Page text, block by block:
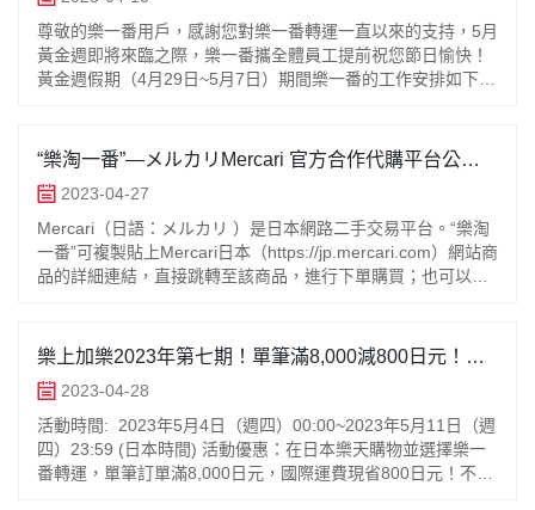
際支付金額和使用的積分（優惠券金額不予退還）。5、當一個
訂單中只有一個商品時，如果該商品被取消，將退還該商品實
際支付金額、使用的積分和使用的優惠券。6、優惠券僅在對應
物行爲不當，將不計入優惠券的發送和使用對象。9、平台保留
根據活動實際情況對活動規則進行變動的權利，任何變動將在
活動頁面公佈。10、活動詳情解釋權歸樂一番所有。
付金額、使用的積分和使用的優惠券。6、優惠券僅在對應活動
期間內發放和使用，逾期將失效。7、若在活動期間外，訂單被
退款，則優惠券失效，不可使用。8、若平台判定註冊或購物行
爲不當，將不計入優惠券的發送和使用對象。9、平台保留根據
尊敬的樂一番用戶，感謝您對樂一番轉運一直以來的支持，5月
黃金週即將來臨之際，樂一番攜全體員工提前祝您節日愉快！
黃金週假期（4月29日~5月7日）期間樂一番的工作安排如下：
“樂淘一番”—メルカリMercari 官方合作代購平台公測
上線！！
2023-04-27
Mercari（日語：メルカリ ）是日本網路二手交易平台。“樂淘
一番”可複製貼上Mercari日本（https://jp.mercari.com）網站商
品的詳細連結，直接跳轉至該商品，進行下單購買；也可以在
樂上加樂2023年第七期！單筆滿8,000減800日元！每
帳號最多8次！
2023-04-28
活動時間: 2023年5月4日（週四）00:00~2023年5月11日（週
四）23:59 (日本時間) 活動優惠：在日本樂天購物並選擇樂一
番轉運，單筆訂單滿8,000日元，國際運費現省800日元！不限